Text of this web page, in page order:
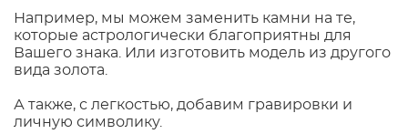
Например, мы можем заменить камни на те,
которые астрологически благоприятны для
Вашего знака. Или изготовить модель из другого
вида золота.
А также, с легкостью, добавим гравировки и
личную символику.